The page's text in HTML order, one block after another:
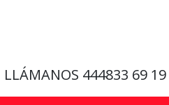
LLÁMANOS 444833 69 19